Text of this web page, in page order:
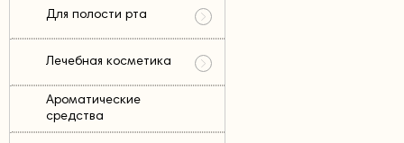
Для полости рта
Лечебная косметика
Ароматические
средства